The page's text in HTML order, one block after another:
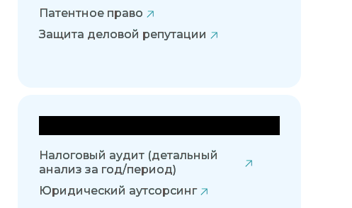
Патентное право
Защита деловой репутации
Налоговый аудит (детальный
анализ за год/период)
Юридический аутсорсинг